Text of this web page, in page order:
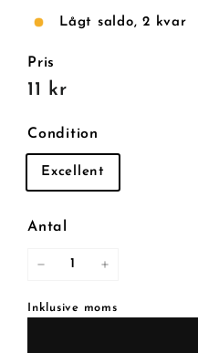
Lågt saldo, 2 kvar
Pris
Reguljärt
11 kr11
Condition
Excellent
Antal
Inklusive moms